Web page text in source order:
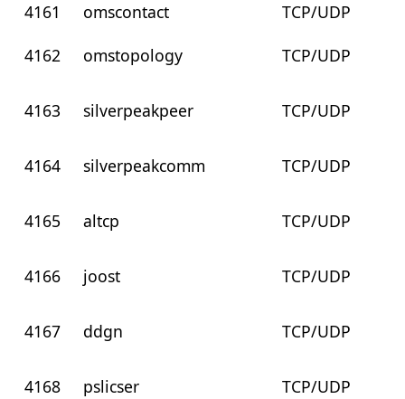
4161
omscontact
TCP/UDP
4162
omstopology TCP/UDP
4163 silverpeakpeer TCP/UDP
4164 silverpeakcomm TCP/UDP
4165 altcp TCP/UDP
4166 joost TCP/UDP
4167 ddgn TCP/UDP
4168 pslicser TCP/UDP